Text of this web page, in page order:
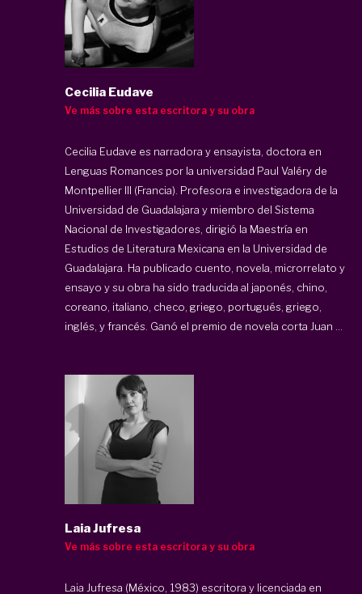
Cecilia Eudave
Ve más sobre esta escritora y su obra
Cecilia Eudave es narradora y ensayista, doctora en
Lenguas Romances por la universidad Paul Valéry de
Montpellier III (Francia). Profesora e investigadora de la
Universidad de Guadalajara y miembro del Sistema
Nacional de Investigadores, dirigió la Maestría en
Estudios de Literatura Mexicana en la Universidad de
Guadalajara. Ha publicado cuento, novela, microrrelato y
ensayo y su obra ha sido traducida al japonés, chino,
coreano, italiano, checo, griego, portugués, griego,
inglés, y francés. Ganó el premio de novela corta Juan ...
Laia Jufresa
Ve más sobre esta escritora y su obra
Laia Jufresa (México, 1983) escritora y licenciada en